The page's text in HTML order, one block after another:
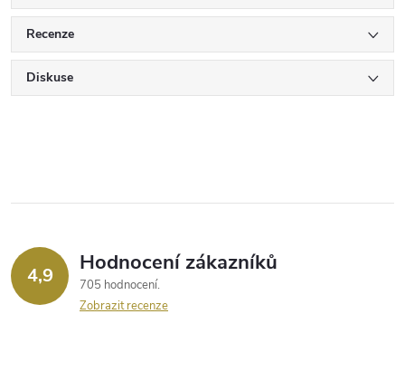
Recenze
Diskuse
4,9 Hodnocení zákazníků
705 hodnocení
Zobrazit recenze